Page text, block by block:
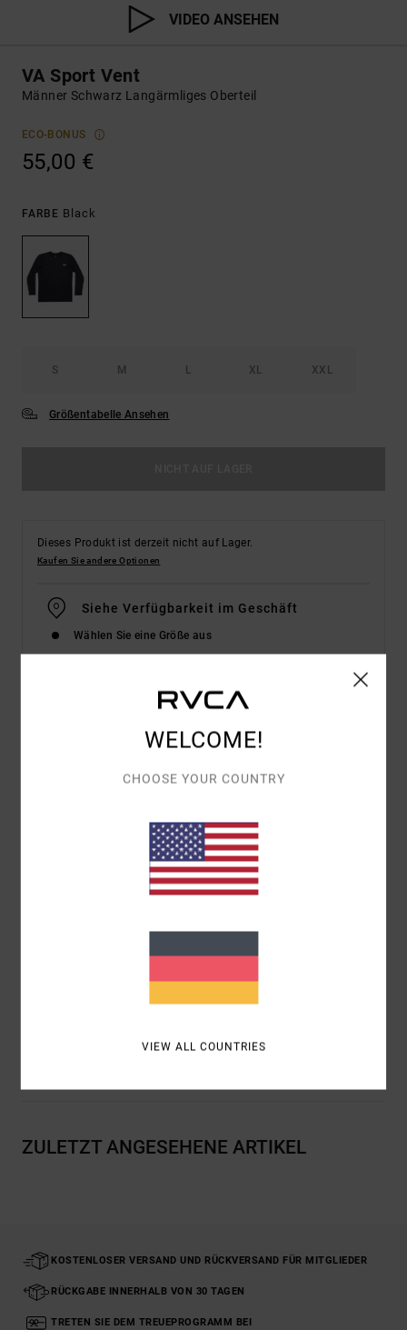
VIDEO ANSEHEN
VA Sport Vent
Männer Schwarz Langärmliges Oberteil
ECO-BONUS
55,00 €
FARBE Black
S M L XL XXL
Größentabelle Ansehen
Dieses Produkt ist derzeit nicht auf Lager.
Kaufen Sie andere Optionen
Siehe Verfügbarkeit im Geschäft
Wählen Sie eine Größe aus
Mischgewebe aus Polyester
Stoff mit Stretch
Rundhalsausschnitt
Zusammensetzung[Hauptstoff] 90 % Polyester, 10 %
ZULETZT ANGESEHENE ARTIKEL
KOSTENLOSER VERSAND UND RÜCKVERSAND FÜR MITGLIEDER
RÜCKGABE INNERHALB VON 30 TAGEN
TRETEN SIE DEM TREUEPROGRAMM BEI
WELCOME!
CHOOSE YOUR COUNTRY
VIEW ALL COUNTRIES